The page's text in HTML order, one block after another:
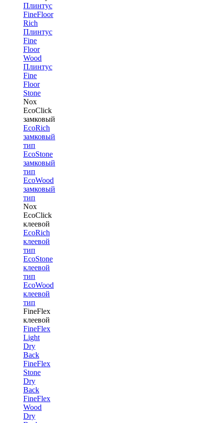
Плинтус
FineFloor
Rich
Плинтус
Fine
Floor
Wood
Плинтус
Fine
Floor
Stone
Nox
EcoClick
замковый
EcoRich
замковый
тип
EcoStone
замковый
тип
EcoWood
замковый
тип
Nox
EcoClick
клеевой
EcoRich
клеевой
тип
EcoStone
клеевой
тип
EcoWood
клеевой
тип
FineFlex
клеевой
FineFlex
Light
Dry
Back
FineFlex
Stone
Dry
Back
FineFlex
Wood
Dry